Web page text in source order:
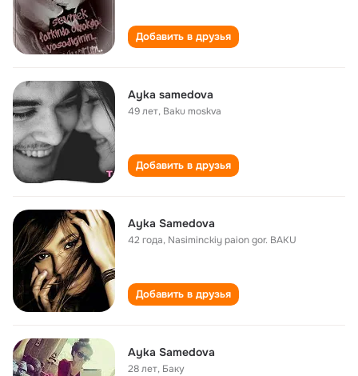
Добавить в друзья
Ayka samedova
49 лет, Baku moskva
Добавить в друзья
Ayka Samedova
42 года, Nasiminckiy paion gor. BAKU
Добавить в друзья
Ayka Samedova
28 лет, Баку